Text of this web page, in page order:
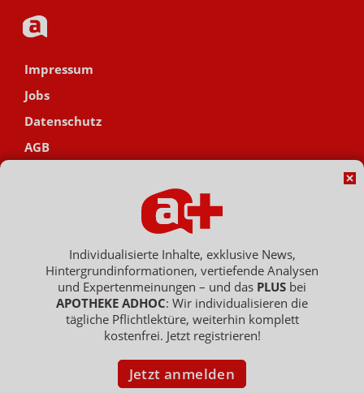
Impressum
Jobs
Datenschutz
AGB
Hinweisgebersystem
Vertrag widerrufen
Copyright © 2007 - 2026 , APOTHEKE ADHOC ist ein Dienst der ELPATO
Medien GmbH / Franz-Ehrlich-Str. 12 / 12489 Berlin
Geschäftsführer: Patrick Hollstein, Thomas Bellartz / Amtsgericht Berlin
Charlottenburg / HRB 204 379 B
Individualisierte Inhalte, exklusive News,
Hintergrundinformationen, vertiefende Analysen
und Expertenmeinungen – und das PLUS bei
APOTHEKE ADHOC: Wir individualisieren die
tägliche Pflichtlektüre, weiterhin komplett
kostenfrei. Jetzt registrieren!
Jetzt anmelden